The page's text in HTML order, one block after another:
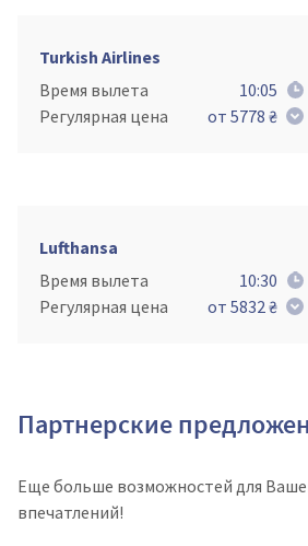
Turkish Airlines
Время вылета
10:05
Регулярная цена
от 5778 ₴
Lufthansa
Время вылета
10:30
Регулярная цена
от 5832 ₴
Партнерские
Еще больше возможностей для
впечатлений!